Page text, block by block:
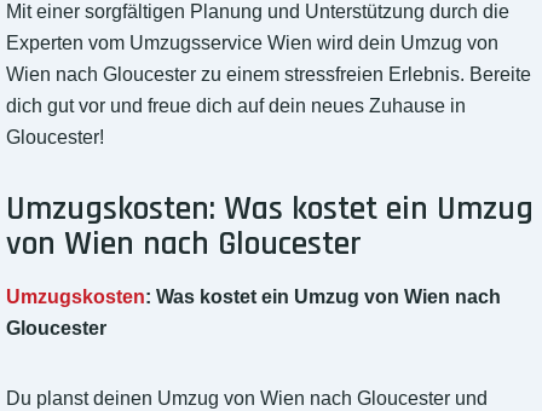
Mit einer sorgfältigen Planung und Unterstützung durch die
Experten vom Umzugsservice Wien wird dein Umzug von
Wien nach Gloucester zu einem stressfreien Erlebnis. Bereite
dich gut vor und freue dich auf dein neues Zuhause in
Gloucester!
Umzugskosten: Was kostet ein Umzug
von Wien nach Gloucester
Umzugskosten: Was kostet ein Umzug von Wien nach
Gloucester
Du planst deinen Umzug von Wien nach Gloucester und